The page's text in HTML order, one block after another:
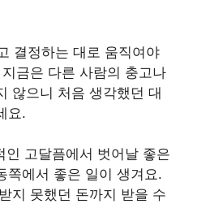
결정하는 대로 움직여야
금은 다른 사람의 충고나
않으니 처음 생각했던 대
요.
인 고달픔에서 벗어날 좋은
쪽에서 좋은 일이 생겨요.
지 못했던 돈까지 받을 수